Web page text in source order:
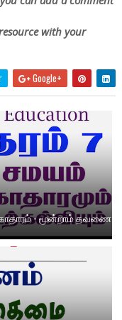
with your
Google+
- மூன்றாம் தவணை